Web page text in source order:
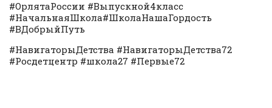
#ОрлятаРоссии #Выпускной4класс
#НачальнаяШкола#ШколаНашаГордость
#ВДобрыйПуть
#НавигаторыДетства #НавигаторыДетства72
#Росдетцентр #школа27 #Первые72